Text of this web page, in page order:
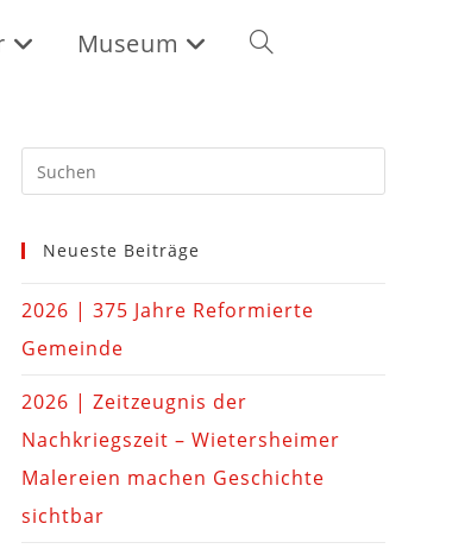
Museum
Neueste Beiträge
2026 | 375 Jahre Reformierte
Gemeinde
2026 | Zeitzeugnis der
Nachkriegszeit – Wietersheimer
Malereien machen Geschichte
sichtbar